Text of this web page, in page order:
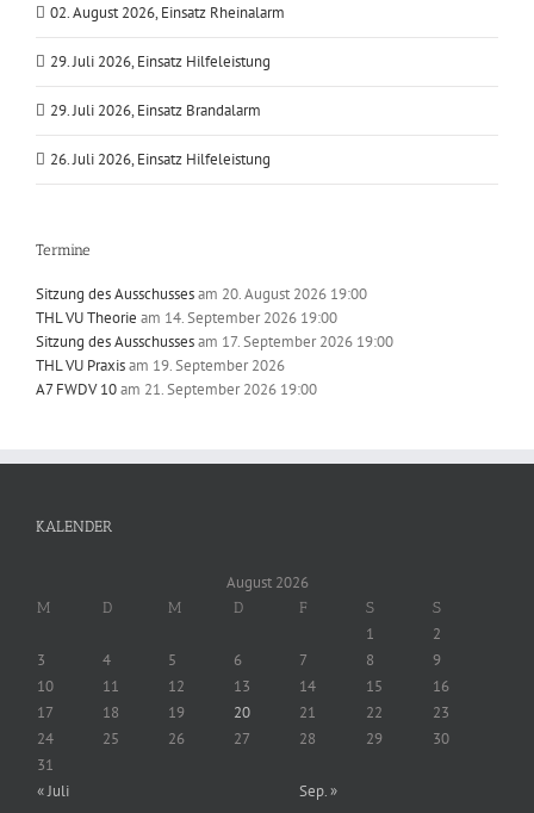
02. August 2026, Einsatz Rheinalarm
29. Juli 2026, Einsatz Hilfeleistung
29. Juli 2026, Einsatz Brandalarm
26. Juli 2026, Einsatz Hilfeleistung
Termine
Sitzung des Ausschussesam 20. August 2026 19:00
THL VU Theorie am 14. September 2026 19:00
Sitzung des Ausschussesam 17. September 2026 19:00
THL VU Praxisam 19. September 2026
A7 FWDV 10am 21. September 2026 19:00
KALENDER
August 2026
M D M D F S S
1
2
3
4 5 6 7 8
9
10
11 12 13 14 15
16
17
18 19 20 21 22
23
24
25 26 27 28 29
30
31
« Juli
Sep. »